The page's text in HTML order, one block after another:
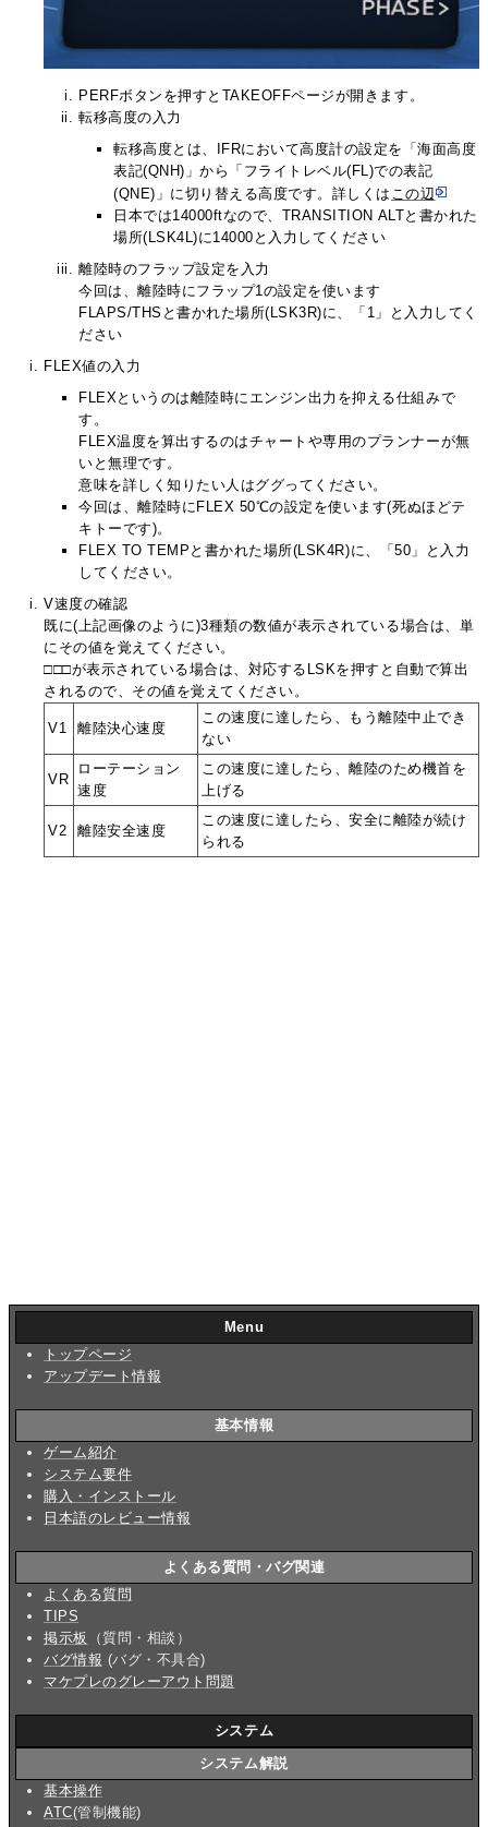
PERFボタンを押すとTAKEOFFページが開きます。
転移高度の入力
転移高度とは、IFRにおいて高度計の設定を「海面高度
表記(QNH)」から「フライトレベル(FL)での表記
(QNE)」に切り替える高度です。詳しくは この辺
日本では14000ftなので、TRANSITION ALTと書かれた
場所(LSK4L)に14000と入力してください
離陸時のフラップ設定を入力
今回は、離陸時にフラップ1の設定を使います
FLAPS/THSと書かれた場所(LSK3R)に、「1」と入力してく
ださい
FLEX値の入力
FLEXというのは離陸時にエンジン出力を抑える仕組みで
す。
FLEX温度を算出するのはチャートや専用のプランナーが無
いと無理です。
意味を詳しく知りたい人はググってください。
今回は、離陸時にFLEX 50℃の設定を使います(死ぬほどテ
キトーです)。
FLEX TO TEMPと書かれた場所(LSK4R)に、「50」と入力
してください。
V速度の確認
既に(上記画像のように)3種類の数値が表示されている場合は、単
にその値を覚えてください。
□□□が表示されている場合は、対応するLSKを押すと自動で算出
されるので、その値を覚えてください。
V1 離陸決心速度
この速度に達したら、もう離陸中止でき
ない
VR
ローテーション
速度
この速度に達したら、離陸のため機首を
上げる
V2 離陸安全速度
この速度に達したら、安全に離陸が続け
られる
Menu
トップページ
アップデート情報
基本情報
ゲーム紹介
システム要件
購入・インストール
日本語のレビュー情報
よくある質問・バグ関連
よくある質問
TIPS
掲示板
（質問・相談）
バグ情報 (バグ・不具合)
マケプレのグレーアウト問題
システム
システム解説
基本操作
ATC(管制機能)